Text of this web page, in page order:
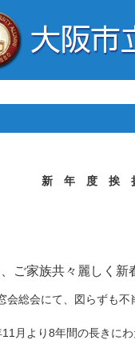
新 年 度 挨
ご家族共々麗しく新
総会にて、図らずも不
月より8年間の長きに